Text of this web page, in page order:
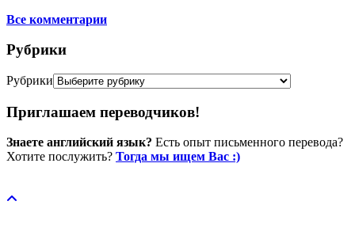
Все комментарии
Рубрики
Рубрики
Приглашаем переводчиков!
Знаете английский язык? Есть опыт письменного перевода?
Хотите послужить? Тогда мы ищем Вас :)